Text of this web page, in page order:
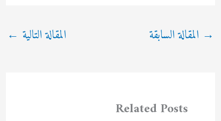
→ المقالة السابقة المقالة التالية ←
Related Posts